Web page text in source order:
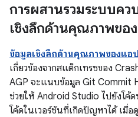
การผสานรวมระบบคว
เชิงลึกด้านคุณภาพขอ
ข้อมูลเชิงลึกด้านคุณภาพของแอป
เกี่ยวข้องจากสแต็กเทรซของ
AGP จะแนบข้อมูล Git Commit
ช่วยให้ Android Studio ไปยังโ
โค้ดในเวอร์ชันที่เกิดปัญหาได้ เมื่อ